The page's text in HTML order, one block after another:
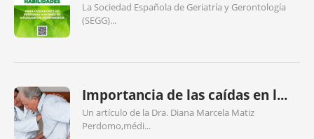
La Sociedad Española de Geriatría y Gerontología
(SEGG)...
Importancia de las caídas en l...
Un artículo de la Dra. Diana Marcela Matiz
Perdomo,médi...